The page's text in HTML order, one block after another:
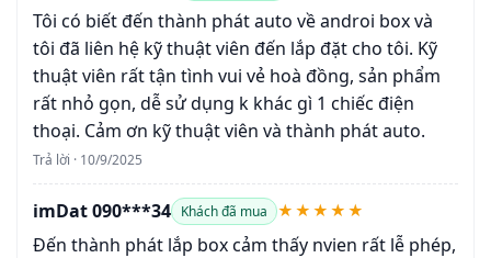
Tôi có biết đến thành phát auto về androi box và
tôi đã liên hệ kỹ thuật viên đến lắp đặt cho tôi. Kỹ
thuật viên rất tận tình vui vẻ hoà đồng, sản phẩm
rất nhỏ gọn, dễ sử dụng k khác gì 1 chiếc điện
thoại. Cảm ơn kỹ thuật viên và thành phát auto.
Trả lời · 10/9/2025
imDat 090***34 Khách đã mua ★★★★★
Đến thành phát lắp box cảm thấy nvien rất lễ phép,